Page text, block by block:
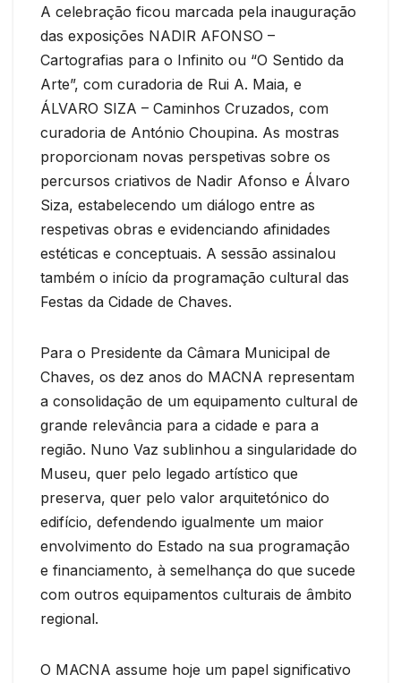
A celebração ficou marcada pela inauguração
das exposições NADIR AFONSO –
Cartografias para o Infinito ou “O Sentido da
Arte”, com curadoria de Rui A. Maia, e
ÁLVARO SIZA – Caminhos Cruzados, com
curadoria de António Choupina. As mostras
proporcionam novas perspetivas sobre os
percursos criativos de Nadir Afonso e Álvaro
Siza, estabelecendo um diálogo entre as
respetivas obras e evidenciando afinidades
estéticas e conceptuais. A sessão assinalou
também o início da programação cultural das
Festas da Cidade de Chaves.
Para o Presidente da Câmara Municipal de
Chaves, os dez anos do MACNA representam
a consolidação de um equipamento cultural de
grande relevância para a cidade e para a
região. Nuno Vaz sublinhou a singularidade do
Museu, quer pelo legado artístico que
preserva, quer pelo valor arquitetónico do
edifício, defendendo igualmente um maior
envolvimento do Estado na sua programação
e financiamento, à semelhança do que sucede
com outros equipamentos culturais de âmbito
regional.
O MACNA assume hoje um papel significativo